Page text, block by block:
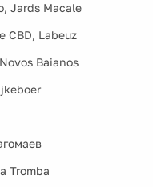
Jards Macale
CBD, Labeuz
Baianos
Tromba